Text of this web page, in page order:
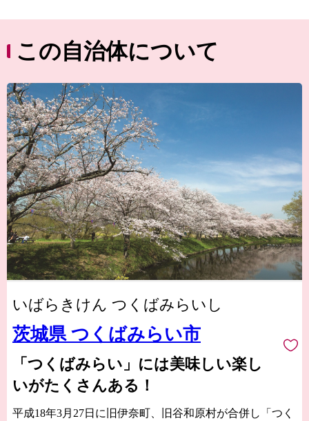
この自治体について
いばらきけん つくばみらいし
茨城県 つくばみらい市
「つくばみらい」には美味しい楽し
いがたくさんある！
平成18年3月27日に旧伊奈町、旧谷和原村が合併し「つく